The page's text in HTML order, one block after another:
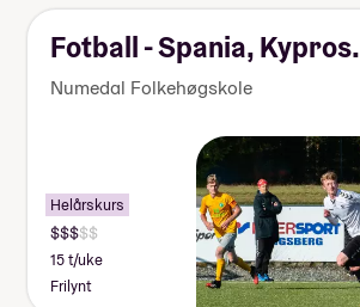
Fotball - Spania, Kypros.
Numedal Folkehøgskole
Helårskurs
15 t/uke
Frilynt